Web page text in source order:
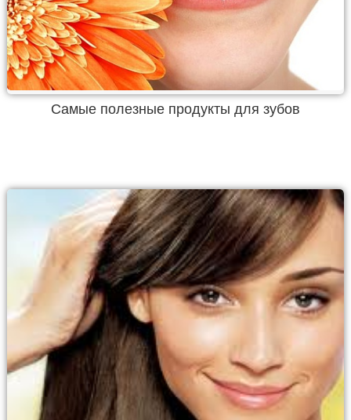
Самые полезные продукты для зубов